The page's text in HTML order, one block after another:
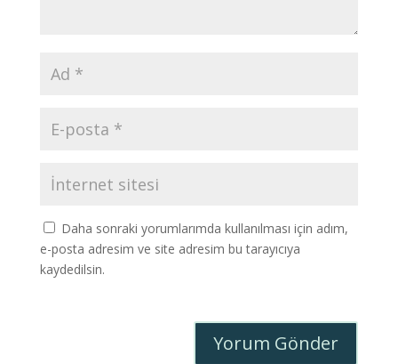
Daha sonraki yorumlarımda kullanılması için adım,
e-posta adresim ve site adresim bu tarayıcıya
kaydedilsin.